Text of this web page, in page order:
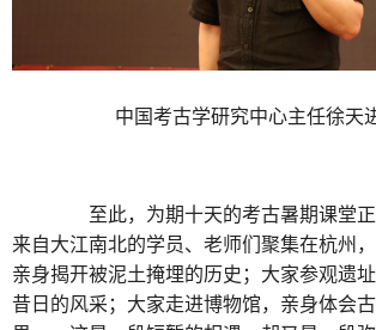
中国考古学研究中心主任徐天
至此，为期十天的考古暑期课堂正
来自大江南北的学员、老师们聚集在杭州，
亲身揭开被泥土掩埋的历史；大家参观遗
昔日的风采；大家走进博物馆，亲身体会